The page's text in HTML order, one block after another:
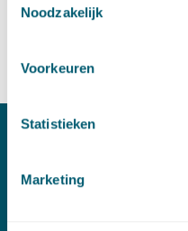
Noodzakelijk
Voorkeuren
Statistieken
Marketing
Contact